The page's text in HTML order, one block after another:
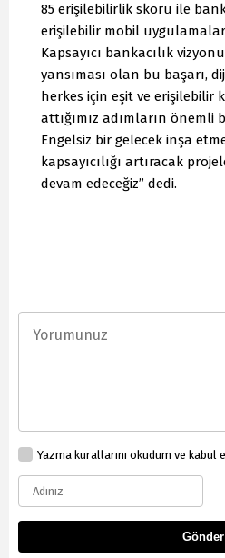
85 erişilebilirlik skoru ile
erişilebilir mobil
Kapsayıcı bankacılık
yansıması olan bu başarı,
herkes için eşit ve erişilebilir
attığımız adımların önemli
Engelsiz bir gelecek inşa
kapsayıcılığı artıracak
devam edeceğiz” dedi.
Yazma kurallarını okudum ve kabul
Gönder